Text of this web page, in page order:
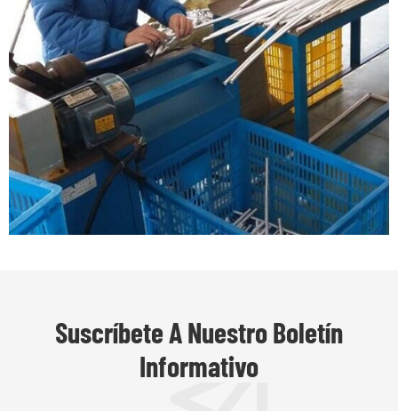
Suscríbete A Nuestro Boletín
Informativo